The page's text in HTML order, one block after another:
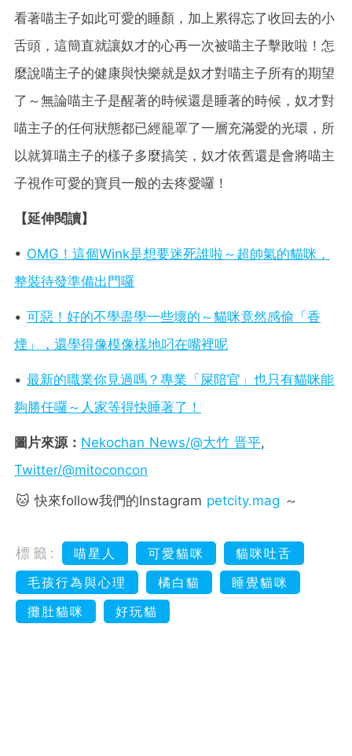
看著喵主子如此可愛的睡顏，加上累得忘了收回去的小
舌頭，這簡直就讓奴才的心再一次被喵主子擊敗啦！怎
麼說喵主子的健康與快樂就是奴才對喵主子所有的期望
了～無論喵主子是醒著的時候還是睡著的時候，奴才對
喵主子的任何狀態都已經籠罩了一層充滿愛的光環，所
以就算喵主子的樣子多麼搞笑，奴才依舊還是會將喵主
子視作可愛的寶貝一般的去疼愛囉！
【延伸閱讀】
• OMG！這個Wink是想要迷死誰啦～超帥氣的貓咪，
整裝待發準備出門囉
• 可惡！好的不學盡學一些壞的～貓咪竟然感偷「香
煙」，還學得像模像樣地叼在嘴裡呢
• 最新的職業你見過嗎？專業「屎陪官」也只有貓咪能
夠勝任囉～人家等得快睡著了！
圖片來源： Nekochan News/@大竹 晋平,
Twitter/@mitoconcon
🐱 快來follow我們的Instagram petcity.mag ～
標籤: 喵星人 可愛貓咪
貓咪吐舌
毛孩行為與心理
橘白貓
睡覺貓咪
攤肚貓咪
好玩貓